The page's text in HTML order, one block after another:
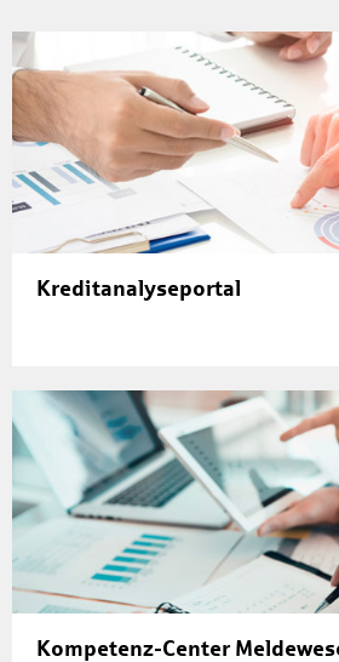
Kreditanalyseportal
Kompetenz-Center